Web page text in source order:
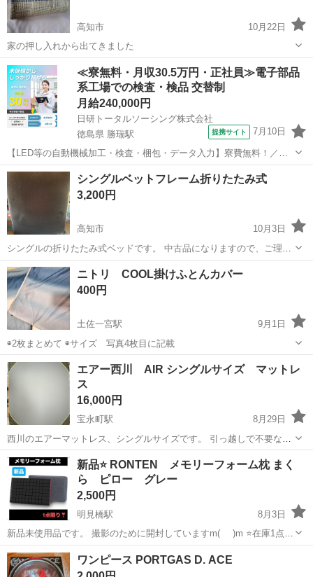
高知市
10月22日
家の押し入れから出てきました
高知 高知市 寝具 レトロ
≪寮無料・月収30.5万円・正社員≫電子部品
系工場での検査・検品 交替制
月給240,000円
日研トータルソーシング株式会社
徳島県 勝瑞駅
提携サイト 7月10日
【LED等の自動機械加工・検査・梱包・データ入力】寮費無料！／年
間休日は130日以上／未経験OK！ お仕事について スマートフォンやパ
ソコン、車などに使われるLED等の電子部品の製造とそれに付帯する
作業になります。①部品を...
徳島 鳴門市 勝瑞駅 その他
シングルベットフレーム折りたたみ式
3,200円
高知市
10月3日
シングルの折りたたみ式ベッドです。 中古品になりますので、ご理解
のほどよろしくお願い致します。 配送できます。 南国2000円 高知市
内1000円 いの2000円 それ以外要相談 取引場所桟橋3丁目あたりにな
りますので、...
高知 高知市 寝具 シングルベットフレーム
ニトリ COOL掛けふとんカバー
400円
土佐一宮駅
9月1日
◉2枚まとめて ◉サイズ 写真4枚目に記載
高知 高知市 土佐一宮駅 ニトリ
エアー西川 AIR シングルサイズ マットレ
ス
16,000円
宝永町駅
8月29日
西川のエアーマットレス、シングルサイズです。 引っ越しで不要なた
め、お譲りします。
高知 高知市 宝永町駅 西川
新品⭐️ RONTEN メモリーフォーム枕 まく
ら ピロー グレー
2,500円
明見橋駅
8月3日
新品未使用品です。 撮影のために開封していますm(_ _)m ⭐️在庫1点限
り⭐️ RONTEN メモリーフォーム枕 まくら ピロー 61.10 200 ❤️安心
してお取引していただけるよう 疑問点・ご要望どんど...
高知 高知市 明見橋駅
ワンピース PORTGAS D. ACE